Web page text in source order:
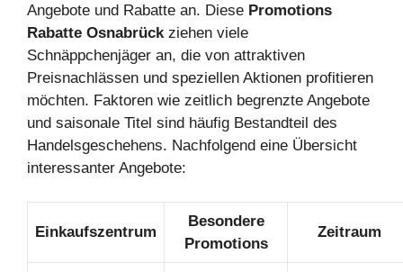
Angebote und Rabatte an. Diese Promotions
Rabatte Osnabrück ziehen viele
Schnäppchenjäger an, die von attraktiven
Preisnachlässen und speziellen Aktionen profitieren
möchten. Faktoren wie zeitlich begrenzte Angebote
und saisonale Titel sind häufig Bestandteil des
Handelsgeschehens. Nachfolgend eine Übersicht
interessanter Angebote:
Einkaufszentrum
Besondere
Promotions
Zeitraum